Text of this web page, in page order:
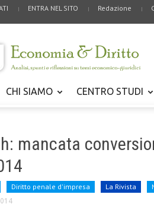
ENTRA NEL SITO Redazione
CHI SIAMO CENTRO STUDI
mancata
Diritto penale d'impresa La Rivista